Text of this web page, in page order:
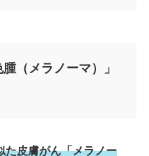
（メラノーマ）」
た皮膚がん「メラノー